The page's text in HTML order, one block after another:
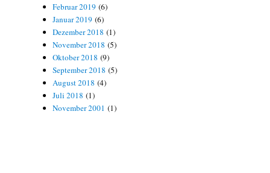
Februar 2019 (6)
Januar 2019 (6)
Dezember 2018 (1)
November 2018 (5)
Oktober 2018 (9)
September 2018 (5)
August 2018 (4)
Juli 2018 (1)
November 2001 (1)